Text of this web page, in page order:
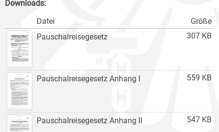
Downloads:
Größe
Datei
307 KB
Pauschalreisegesetz
559 KB
Pauschalreisegesetz Anhang I
547 KB
Pauschalreisegesetz Anhang II